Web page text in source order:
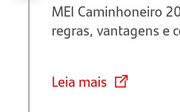
Qual
melhor
crédito
MEI Caminhoneiro
regras, vantagens e
Leia mais